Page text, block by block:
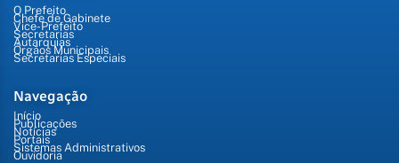
O Prefeito
Chefe de Gabinete
Vice-Prefeito
Secretarias
Autarquias
Órgãos Municipais
Secretarias Especiais
Navegação
Início
Publicações
Notícias
Portais
Sistemas Administrativos
Ouvidoria